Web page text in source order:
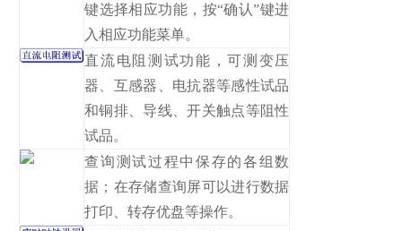
键选择相应功能，按“确认”键进
入相应功能菜单。
直流电阻测试功能，可测变压
器、互感器、电抗器等感性试品
和铜排、导线、开关触点等阻性
试品。
查询测试过程中保存的各组数
据；在存储查询屏可以进行数据
打印、转存优盘等操作。